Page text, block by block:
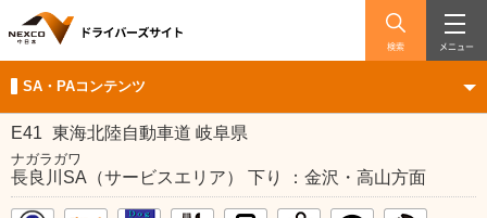
検索 メニュー
SA・PAコンテンツ
E41 東海北陸自動車道 岐阜県
ナガラガワ
長良川SA（サービスエリア） 下り ：金沢・高山方面